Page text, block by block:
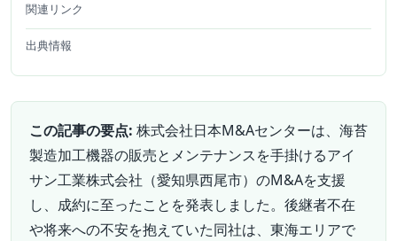
関連リンク
出典情報
この記事の要点: 株式会社日本M&Aセンターは、海苔
製造加工機器の販売とメンテナンスを手掛けるアイ
サン工業株式会社（愛知県西尾市）のM&Aを支援
し、成約に至ったことを発表しました。後継者不在
や将来への不安を抱えていた同社は、東海エリアで